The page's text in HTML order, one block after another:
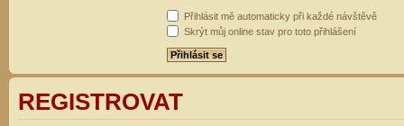
Přihlásit mě automaticky při každé návštěvě
Skrýt můj online stav pro toto přihlášení
REGISTROVAT